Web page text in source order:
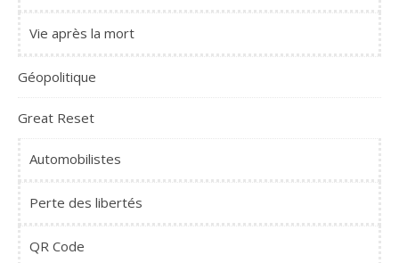
Vie après la mort
Géopolitique
Great Reset
Automobilistes
Perte des libertés
QR Code